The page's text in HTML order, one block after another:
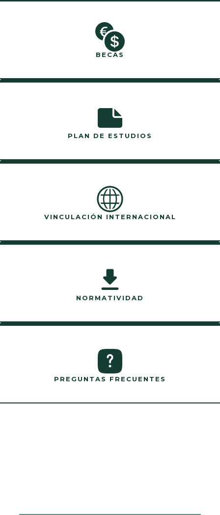
BECAS
PLAN DE ESTUDIOS
VINCULACIÓN INTERNACIONAL
NORMATIVIDAD
PREGUNTAS FRECUENTES